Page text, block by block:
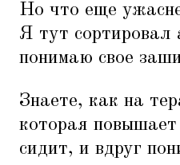
Но что еще
Я тут сортировал
понимаю свое
Знаете, как на
которая повышает
сидит, и вдруг